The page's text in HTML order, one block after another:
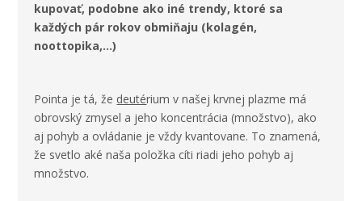
kupovať, podobne ako iné trendy, ktoré sa
každých pár rokov obmiňaju (kolagén,
noottopika,...)
Pointa je tá, že deutérium v našej krvnej plazme má
obrovský zmysel a jeho koncentrácia (množstvo), ako
aj pohyb a ovládanie je vždy kvantovane. To znamená,
že svetlo aké naša položka cíti riadi jeho pohyb aj
množstvo.